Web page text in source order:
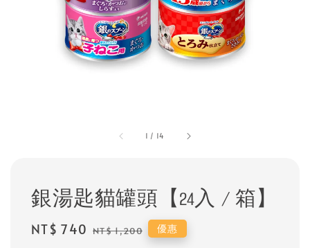
1 / 14
銀湯匙貓罐頭【24入 / 箱】
Sale
NT$ 740 Regular
NT$ 1,200 優惠